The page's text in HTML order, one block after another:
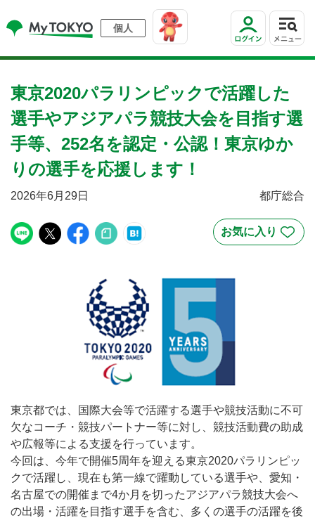
個人
東京2020パラリンピックで活躍した
選手やアジアパラ競技大会を目指す選
手等、252名を認定・公認！東京ゆか
りの選手を応援します！
2026年6月29日 都庁総合
東京都では、国際大会等で活躍する選手や競技活動に不可
欠なコーチ・競技パートナー等に対し、競技活動費の助成
や広報等による支援を行っています。
今回は、今年で開催5周年を迎える東京2020パラリンピッ
クで活躍し、現在も第一線で躍動している選手や、愛知・
名古屋での開催まで4か月を切ったアジアパラ競技大会へ
の出場・活躍を目指す選手を含む、多くの選手の活躍を後